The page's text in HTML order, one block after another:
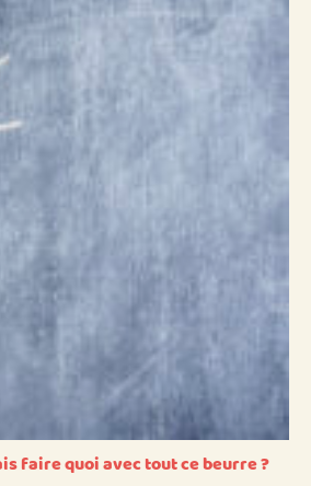
faire quoi avec tout ce beurre ?